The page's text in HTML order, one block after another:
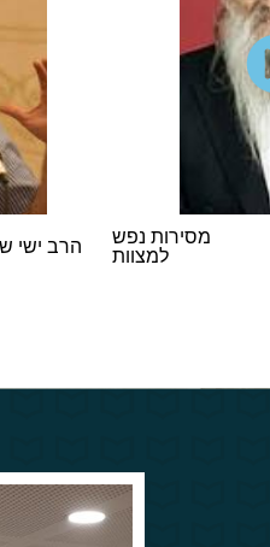
מסירות נפש
למצוות
הרב ישי